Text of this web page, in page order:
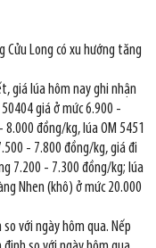
Cửu Long có xu hướng tăng
giá lúa hôm nay ghi nhận
giá ở mức 6.900 -
đồng/kg, lúa OM 5451
- 7.800 đồng/kg, giá đi
7.200 - 7.300 đồng/kg; lúa
Nhen (khô) ở mức 20.000
với ngày hôm qua. Nếp